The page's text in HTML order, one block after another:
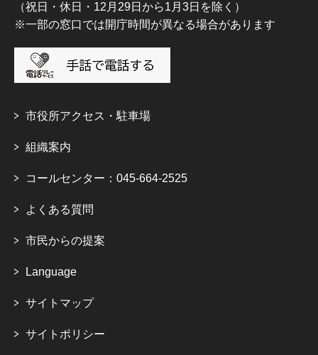
（祝日・休日・12月29日から1月3日を除く）
※一部の窓口では開庁時間が異なる場合があります
市役所アクセス・駐車場
組織案内
コールセンター：045-664-2525
よくある質問
市民からの提案
Language
サイトマップ
サイトポリシー